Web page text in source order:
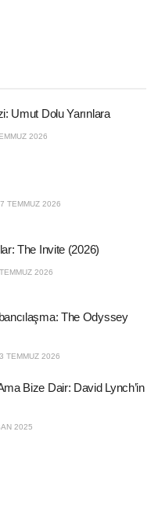
Umut Dolu Yarınlara
2026
TEMMUZ 2026
The Invite (2026)
2026
The Odyssey
TEMMUZ 2026
Bize Dair: David Lynch’in
2025